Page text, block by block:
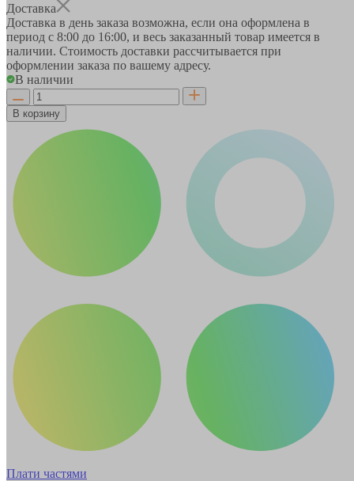
Доставка
Доставка в день заказа возможна, если она оформлена в
период с 8:00 до 16:00, и весь заказанный товар имеется в
наличии. Стоимость доставки рассчитывается при
оформлении заказа по вашему адресу.
В наличии
В корзину
Плати частями